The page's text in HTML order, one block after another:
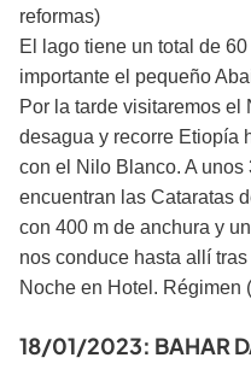
reformas)
El lago tiene un total de
importante el pequeño
Por la tarde visitaremos
desagua y recorre Etiopía
con el Nilo Blanco. A unos
encuentran las Cataratas
con 400 m de anchura y
nos conduce hasta allí
Noche en Hotel. Régimen
18/01/2023: BAHAR